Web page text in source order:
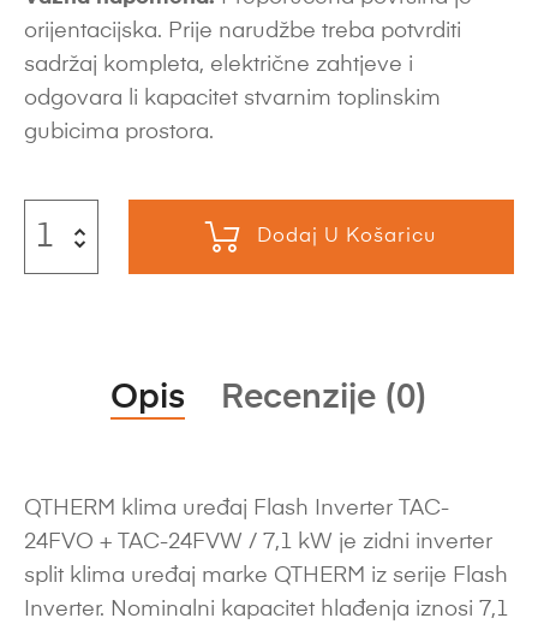
orijentacijska. Prije narudžbe treba potvrditi
sadržaj kompleta, električne zahtjeve i
odgovara li kapacitet stvarnim toplinskim
gubicima prostora.
Dodaj U Košaricu
Opis Recenzije (0)
QTHERM klima uređaj Flash Inverter TAC-
24FVO + TAC-24FVW / 7,1 kW je zidni inverter
split klima uređaj marke QTHERM iz serije Flash
Inverter. Nominalni kapacitet hlađenja iznosi 7,1